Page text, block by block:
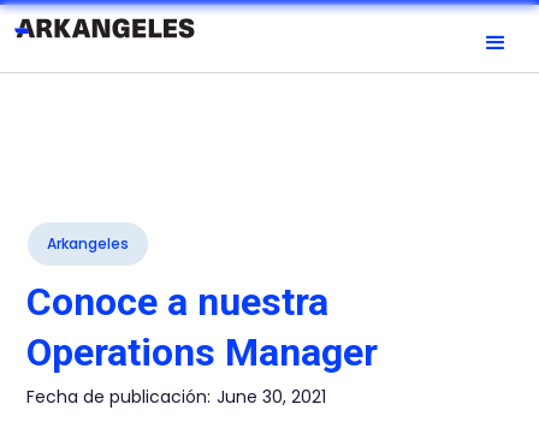
Arkangeles
Conoce a nuestra
Operations Manager
Fecha de publicación: June 30, 2021